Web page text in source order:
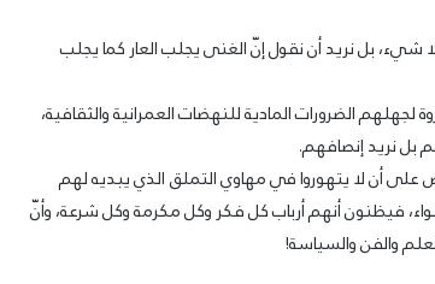
لا شيء، بل نريد أن نقول إنّ الغنى يجلب العار كما يجلب
لجهلهم الضرورات المادية للنهضات العمرانية والثقافية،
بل نريد إنصافهم.
أن لا يتهوروا في مهاوي التملق الذي يبديه لهم
فيظنون أنهم أرباب كل فكر وكل مكرمة وكل شرعة، وأنّ
والفن والسياسة!
كونترول بحرنا يتجاوز “كاريش”